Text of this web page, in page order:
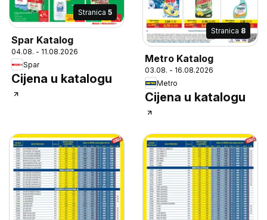
Stranica 5
Spar Katalog
04.08. - 11.08.2026
Spar
Cijena u katalogu
Stranica 8
Metro Katalog
03.08. - 16.08.2026
Metro
Cijena u katalogu